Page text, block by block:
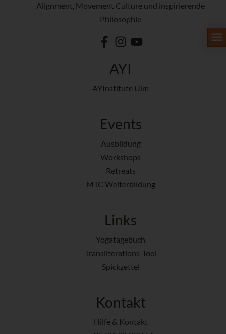
Alignment, Movement Culture und inspirierende
Philosophie
AYI
AYInstitute Ulm
Events
Ausbildung
Workshops
Retreats
MTC Weiterbildung
Links
Yogatagebuch
Transliterations-Tool
Spickzettel
Kontakt
Hilfe & Kontakt